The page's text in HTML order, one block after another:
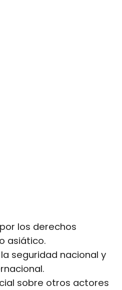
los derechos
asiático.
seguridad nacional y
sobre otros actores